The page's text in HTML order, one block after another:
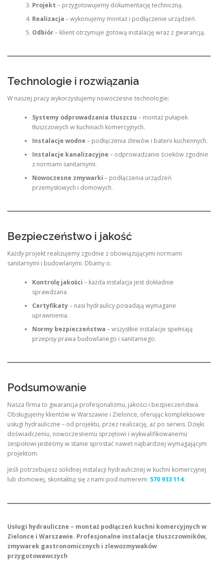
Projekt – przygotowujemy dokumentację techniczną.
Realizacja – wykonujemy montaż i podłączenie urządzeń.
Odbiór– klient otrzymuje gotową instalację wraz z gwarancją.
Technologie i rozwiązania
W naszej pracy wykorzystujemy nowoczesne technologie:
Systemy odprowadzania tłuszczu – montaż pułapek
tłuszczowych w kuchniach komercyjnych.
Instalacje wodne – podłączenia zlewów i baterii kuchennych.
Instalacje kanalizacyjne – odprowadzanie ścieków zgodnie
z normami sanitarnymi.
Nowoczesne zmywarki – podłączenia urządzeń
przemysłowych i domowych.
Bezpieczeństwo i jakość
Każdy projekt realizujemy zgodnie z obowiązującymi normami
sanitarnymi i budowlanymi. Dbamy o:
Kontrolę jakości – każda instalacja jest dokładnie
sprawdzana.
Certyfikaty– nasi hydraulicy posiadają wymagane
uprawnienia.
Normy bezpieczeństwa – wszystkie instalacje spełniają
przepisy prawa budowlanego i sanitarnego.
Podsumowanie
Nasza firma to gwarancja profesjonalizmu, jakości i bezpieczeństwa.
Obsługujemy klientów w Warszawie i Zielonce, oferując kompleksowe
usługi hydrauliczne – od projektu, przez realizację, aż po serwis. Dzięki
doświadczeniu, nowoczesnemu sprzętowi i wykwalifikowanemu
zespołowi jesteśmy w stanie sprostać nawet najbardziej wymagającym
projektom.
Jeśli potrzebujesz solidnej instalacji hydraulicznej w kuchni komercyjnej
lub domowej, skontaktuj się z nami pod numerem: 570 933 114.
Usługi hydrauliczne – montaż podłączeń kuchni komercyjnych w
Zielonce i Warszawie. Profesjonalne instalacje tłuszczowników,
zmywarek gastronomicznych i zlewozmywaków
przygotowawczych